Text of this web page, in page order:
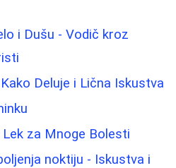
i Dušu - Vodič kroz
Deluje i Lična Iskustva
za Mnoge Bolesti
noktiju - Iskustva i